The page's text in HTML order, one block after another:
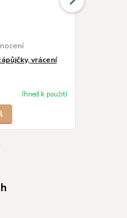
vrácení
Ihned k použití